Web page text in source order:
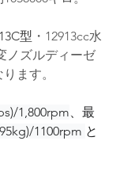
型 ・12913cc水
ノズルディーゼ
ます。
1,800rpm、最
1100rpm と